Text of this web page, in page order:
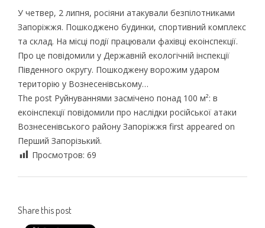
У четвер, 2 липня, росіяни атакували безпілотниками
Запоріжжя. Пошкоджено будинки, спортивний комплекс
та склад. На місці події працювали фахівці екоінспекції.
Про це повідомили у Державній екологічній інспекції
Південного округу. Пошкоджену ворожим ударом
територію у Вознесенівському…
The post Руйнуваннями засмічено понад 100 м²: в
екоінспекції повідомили про наслідки російської атаки
Вознесенівського району Запоріжжя first appeared on
Перший Запорізький.
Просмотров: 69
Share this post